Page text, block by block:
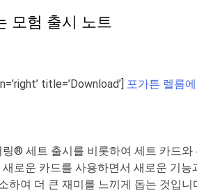
모험 출시 노트
title=’Download’] 포가튼 렐름
® 세트 출시를 비롯하여 세트 카드
로운 카드를 사용하면서 새로운 기
하여 더 큰 재미를 느끼게 돕는 것입